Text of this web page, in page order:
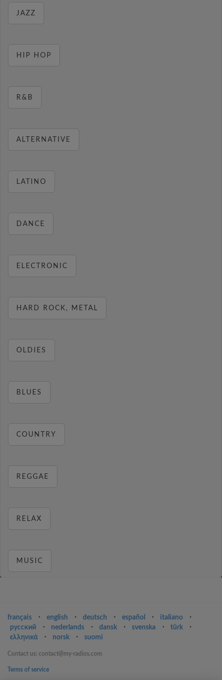
JAZZ
HIP HOP
R&B
ALTERNATIVE
LATINO
DANCE
ELECTRONIC
HARD ROCK, METAL
OLDIES
BLUES
COUNTRY
REGGAE
RELAX
MUSIC
français ⋅ english ⋅ deutsch ⋅ español ⋅ italiano
⋅
русский
⋅ nederlands ⋅ dansk ⋅ svenska ⋅ türk
⋅
ελληνικά
⋅ norsk ⋅ suomi
Contact us: contact@my-radios.com
Terms of service